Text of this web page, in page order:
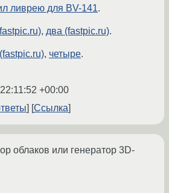
ливрею для BV-141.
, два (fastpic.ru).
, четыре.
+00:00
Ссылка
облаков или генератор 3D-